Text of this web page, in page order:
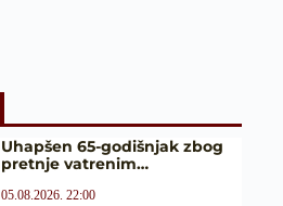
Uhapšen 65-godišnjak zbog
pretnje vatrenim…
05.08.2026. 22:00